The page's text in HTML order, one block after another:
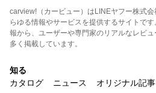
carview!（カービュー）はLINEヤフー株式
らゆる情報やサービスを提供するサイトで
報から、ユーザーや専門家のリアルなレビ
多く掲載しています。
知る
カタログ
ニュース オリジナル記事